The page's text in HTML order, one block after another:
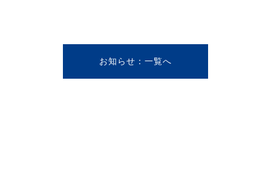
お知らせ